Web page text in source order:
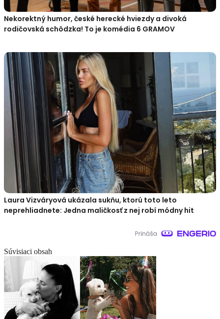
Nekorektný humor, české herecké hviezdy a divoká
rodičovská schôdzka! To je komédia 6 GRAMOV
Laura Vizváryová ukázala sukňu, ktorú toto leto
neprehliadnete: Jedna maličkosť z nej robí módny hit
Súvisiaci obsah